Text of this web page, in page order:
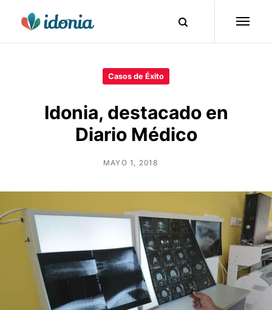
Casos de Éxito
Idonia, destacado en
Diario Médico
MAYO 1, 2018